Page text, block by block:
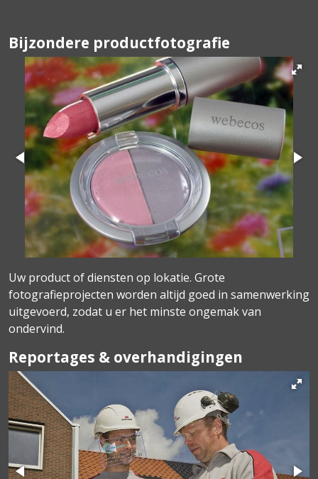
Bijzondere productfotografie
Uw product of diensten op lokatie. Grote
fotografieprojecten worden altijd goed in samenwerking
uitgevoerd, zodat u er het minste ongemak van
ondervind.
Reportages & overhandigingen